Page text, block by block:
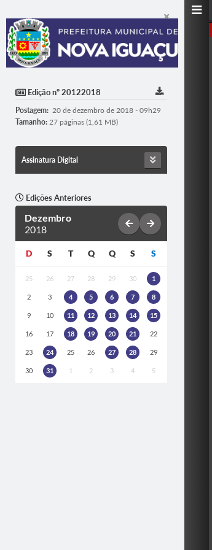
Edição nº 20122018
Postagem: 20 de dezembro de 2018 - 09h29
Tamanho: 27 páginas (1,61 MB)
Assinatura Digital
Edições Anteriores
Dezembro
2018
D S T Q Q S S
25 26 27 28 29 30 1
2 3 4 5 6 7 8
9 10 11 12 13 14 15
16 17 18 19 20 21 22
23 24 25 26 27 28 29
30 31 1 2 3 4 5